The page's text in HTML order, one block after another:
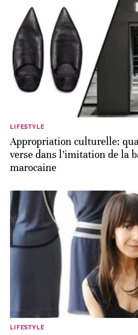
LIFESTYLE
Appropriation culturelle:
verse dans l’imitation de la
marocaine
LIFESTYLE